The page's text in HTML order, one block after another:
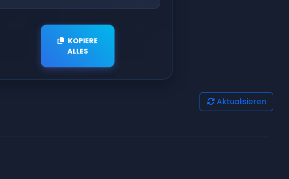
KOPIERE
ALLES
Aktualisieren